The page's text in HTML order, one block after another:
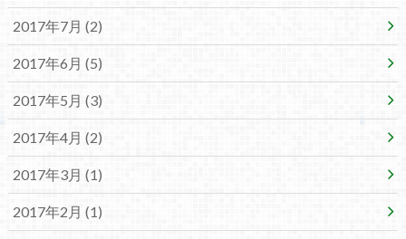
2017年7月 (2)
2017年6月 (5)
2017年5月 (3)
2017年4月 (2)
2017年3月 (1)
2017年2月 (1)